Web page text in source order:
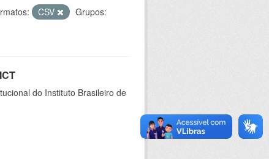
CSV
Grupos:
do Instituto Brasileiro de